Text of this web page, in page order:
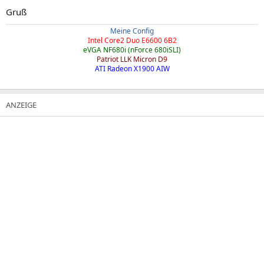
Gruß
Meine Config
Intel Core2 Duo E6600 6B2
eVGA NF680i (nForce 680iSLI)
Patriot LLK Micron D9
ATI Radeon X1900 AIW